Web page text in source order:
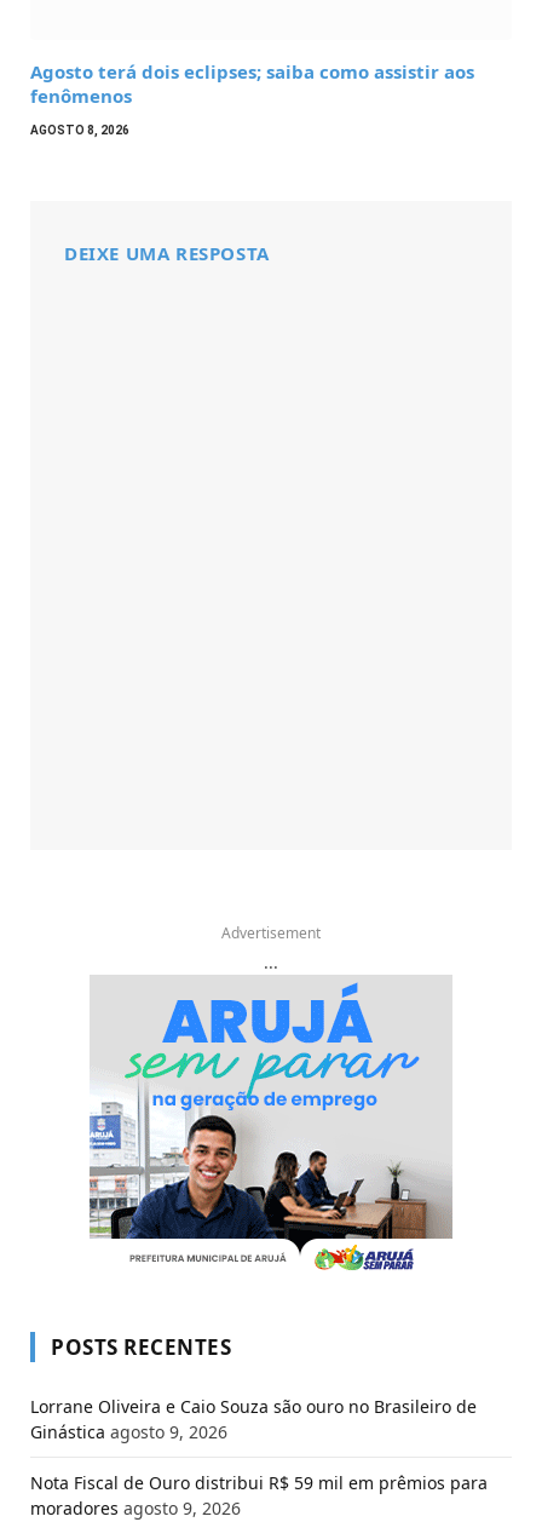
Agosto terá dois eclipses; saiba como assistir aos
fenômenos
AGOSTO 8, 2026
DEIXE UMA RESPOSTA
Advertisement
...
POSTS RECENTES
Lorrane Oliveira e Caio Souza são ouro no Brasileiro de
Ginástica agosto 9, 2026
Nota Fiscal de Ouro distribui R$ 59 mil em prêmios para
moradores agosto 9, 2026